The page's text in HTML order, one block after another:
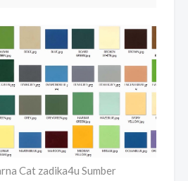
Cat zadika4u Sumber